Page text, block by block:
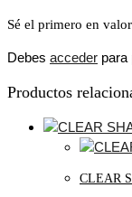
Sé el primero en
Debes acceder para
Productos
CLEAR